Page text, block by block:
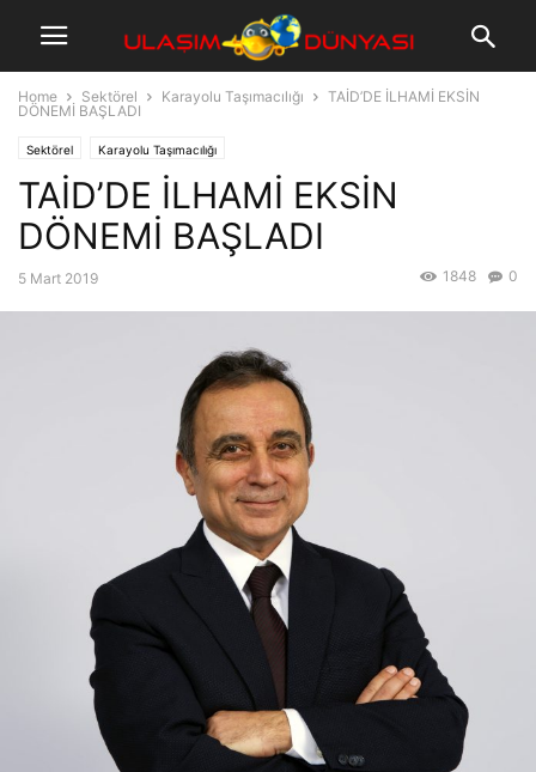
Home Sektörel Karayolu Taşımacılığı
TAİD’DE İLHAMİ EKSİN
DÖNEMİ BAŞLADI
Sektörel Karayolu Taşımacılığı
TAİD’DE İLHAMİ EKSİN
DÖNEMİ BAŞLADI
5 Mart 2019 0
1848